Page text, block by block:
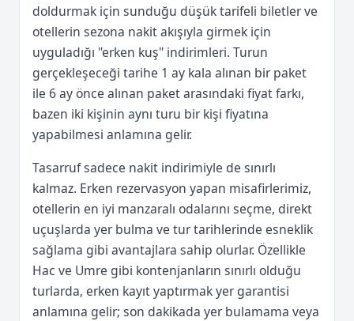
doldurmak için sunduğu düşük tarifeli biletler ve
otellerin sezona nakit akışıyla girmek için
uyguladığı "erken kuş" indirimleri. Turun
gerçekleşeceği tarihe 1 ay kala alınan bir paket
ile 6 ay önce alınan paket arasındaki fiyat farkı,
bazen iki kişinin aynı turu bir kişi fiyatına
yapabilmesi anlamına gelir.
Tasarruf sadece nakit indirimiyle de sınırlı
kalmaz. Erken rezervasyon yapan misafirlerimiz,
otellerin en iyi manzaralı odalarını seçme, direkt
uçuşlarda yer bulma ve tur tarihlerinde esneklik
sağlama gibi avantajlara sahip olurlar. Özellikle
Hac ve Umre gibi kontenjanların sınırlı olduğu
turlarda, erken kayıt yaptırmak yer garantisi
anlamına gelir; son dakikada yer bulamama veya